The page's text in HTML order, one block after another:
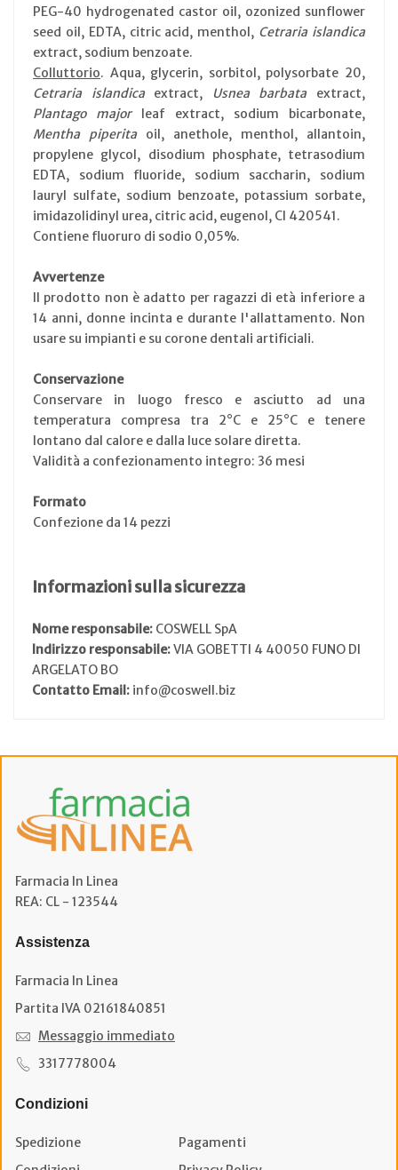
PEG-40 hydrogenated castor oil, ozonized sunflower
seed oil, EDTA, citric acid, menthol, Cetraria islandica
extract, sodium benzoate.
Colluttorio. Aqua, glycerin, sorbitol, polysorbate 20,
Cetraria islandicaextract, Usnea barbataextract,
Plantago majorleaf extract, sodium bicarbonate,
Mentha piperitaoil, anethole, menthol, allantoin,
propylene glycol, disodium phosphate, tetrasodium
EDTA, sodium fluoride, sodium saccharin, sodium
lauryl sulfate, sodium benzoate, potassium sorbate,
imidazolidinyl urea, citric acid, eugenol, CI 420541.
Contiene fluoruro di sodio 0,05%.
Avvertenze
Il prodotto non è adatto per ragazzi di età inferiore a
14 anni, donne incinta e durante l'allattamento. Non
usare su impianti e su corone dentali artificiali.
Conservazione
Conservare in luogo fresco e asciutto ad una
temperatura compresa tra 2°C e 25°C e tenere
lontano dal calore e dalla luce solare diretta.
Validità a confezionamento integro: 36 mesi
Formato
Confezione da 14 pezzi
Informazioni sulla sicurezza
Nome responsabile: COSWELL SpA
Indirizzo responsabile:VIA GOBETTI 4 40050 FUNO DI
ARGELATO BO
Contatto Email: info@coswell.biz
Farmacia In Linea
REA: CL - 123544
Assistenza
Farmacia In Linea
Partita IVA 02161840851
Messaggio immediato
3317778004
Condizioni
Spedizione
Pagamenti